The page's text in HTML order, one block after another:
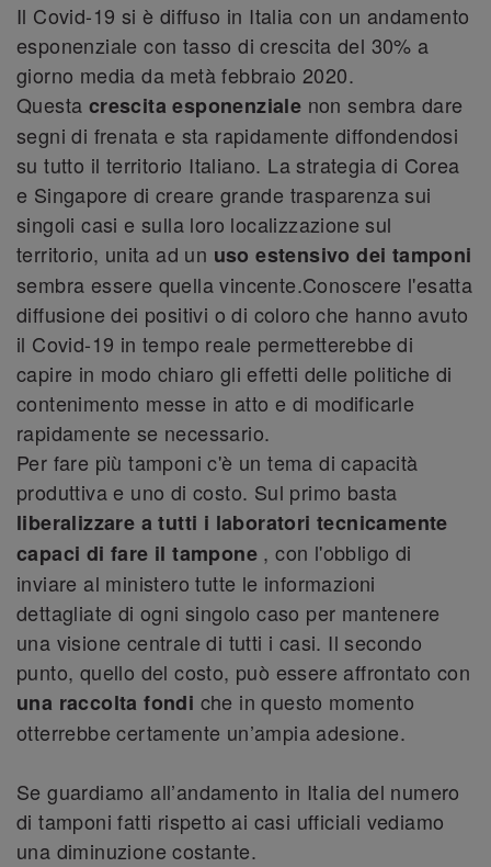
Il Covid-19 si è diffuso in Italia con un andamento
esponenziale con tasso di crescita del 30% a
giorno media da metà febbraio 2020.
Questa crescita esponenziale non sembra dare
segni di frenata e sta rapidamente diffondendosi
su tutto il territorio Italiano. La strategia di Corea
e Singapore di creare grande trasparenza sui
singoli casi e sulla loro localizzazione sul
territorio, unita ad un uso estensivo dei tamponi
sembra essere quella vincente.Conoscere l'esatta
diffusione dei positivi o di coloro che hanno avuto
il Covid-19 in tempo reale permetterebbe di
capire in modo chiaro gli effetti delle politiche di
contenimento messe in atto e di modificarle
rapidamente se necessario.
Per fare più tamponi c'è un tema di capacità
produttiva e uno di costo. Sul primo basta
liberalizzare a tutti i laboratori tecnicamente
capaci di fare il tampone , con l'obbligo di
inviare al ministero tutte le informazioni
dettagliate di ogni singolo caso per mantenere
una visione centrale di tutti i casi. Il secondo
punto, quello del costo, può essere affrontato con
una raccolta fondi che in questo momento
otterrebbe certamente un’ampia adesione.
Se guardiamo all’andamento in Italia del numero
di tamponi fatti rispetto ai casi ufficiali vediamo
una diminuzione costante.